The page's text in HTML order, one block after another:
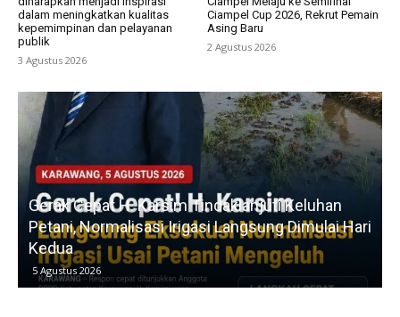
dalam meningkatkan kualitas
kepemimpinan dan pelayanan
publik
3 Agustus 2026
Ciampel Cup 2026, Rekrut Pemain
Asing Baru
2 Agustus 2026
Gerak Cepat H. Karsim Tindaklanjuti Keluhan
Petani, Normalisasi Irigasi Langsung Dimulai Hari
Kedua
5 Agustus 2026